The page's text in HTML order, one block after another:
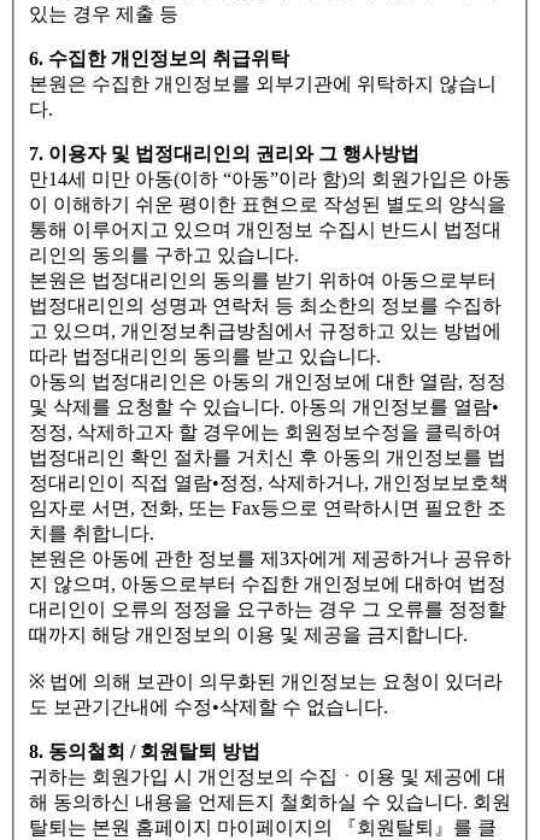
있는 경우 제출 등
6. 수집한 개인정보의 취급위탁
본원은 수집한 개인정보를 외부기관에 위탁하지 않습니
다.
7. 이용자 및 법정대리인의 권리와 그 행사방법
만14세 미만 아동(이하 “아동”이라 함)의 회원가입은 아동
이 이해하기 쉬운 평이한 표현으로 작성된 별도의 양식을
통해 이루어지고 있으며 개인정보 수집시 반드시 법정대
리인의 동의를 구하고 있습니다.
본원은 법정대리인의 동의를 받기 위하여 아동으로부터
법정대리인의 성명과 연락처 등 최소한의 정보를 수집하
고 있으며, 개인정보취급방침에서 규정하고 있는 방법에
따라 법정대리인의 동의를 받고 있습니다.
아동의 법정대리인은 아동의 개인정보에 대한 열람, 정정
및 삭제를 요청할 수 있습니다. 아동의 개인정보를 열람•
정정, 삭제하고자 할 경우에는 회원정보수정을 클릭하여
법정대리인 확인 절차를 거치신 후 아동의 개인정보를 법
정대리인이 직접 열람•정정, 삭제하거나, 개인정보보호책
임자로 서면, 전화, 또는 Fax등으로 연락하시면 필요한 조
치를 취합니다.
본원은 아동에 관한 정보를 제3자에게 제공하거나 공유하
지 않으며, 아동으로부터 수집한 개인정보에 대하여 법정
대리인이 오류의 정정을 요구하는 경우 그 오류를 정정할
때까지 해당 개인정보의 이용 및 제공을 금지합니다.
※ 법에 의해 보관이 의무화된 개인정보는 요청이 있더라
도 보관기간내에 수정•삭제할 수 없습니다.
8. 동의철회 / 회원탈퇴 방법
귀하는 회원가입 시 개인정보의 수집ㆍ이용 및 제공에 대
해 동의하신 내용을 언제든지 철회하실 수 있습니다. 회원
탈퇴는 본원 홈페이지 마이페이지의 『회원탈퇴』를 클